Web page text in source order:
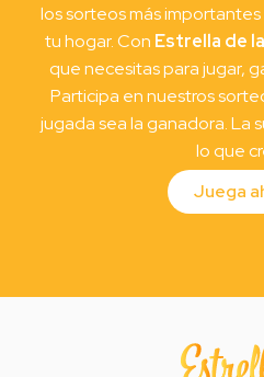
los sorteos más
tu hogar. Con Estrella de
que necesitas para jugar,
Participa en nuestros
jugada sea la ganadora. La
lo que
Juega